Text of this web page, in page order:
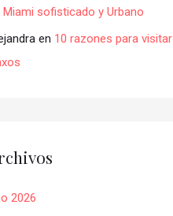
Miami sofisticado y Urbano
en 10 razones para visitar
2026